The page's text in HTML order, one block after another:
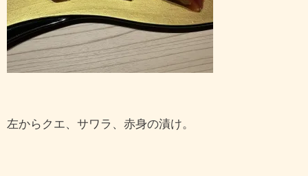
左からクエ、サワラ、赤身の漬け。